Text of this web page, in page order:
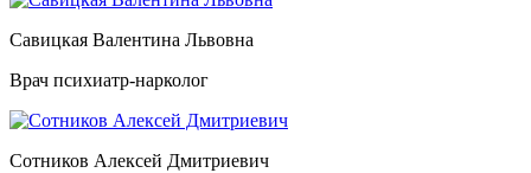
Савицкая Валентина Львовна
Врач психиатр-нарколог
Сотников Алексей Дмитриевич